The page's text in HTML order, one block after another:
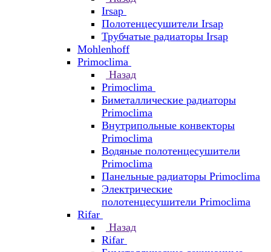
Irsap
Полотенцесушители Irsap
Трубчатые радиаторы Irsap
Mohlenhoff
Primoclima
Назад
Primoclima
Биметаллические радиаторы
Primoclima
Внутрипольные конвекторы
Primoclima
Водяные полотенцесушители
Primoclima
Панельные радиаторы Primoclima
Электрические
полотенцесушители Primoclima
Rifar
Назад
Rifar